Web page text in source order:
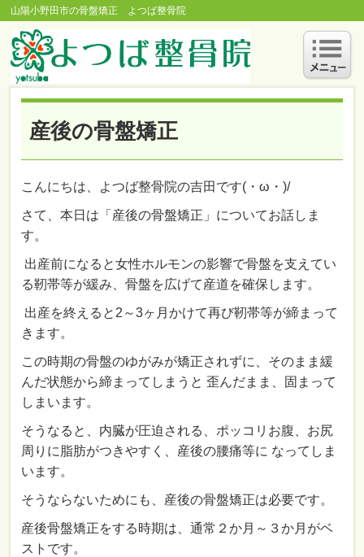
山陽小野田市の骨盤矯正 よつば整骨院
産後の骨盤矯正
こんにちは、よつば整骨院の吉田です(・ω・)/
さて、本日は「産後の骨盤矯正」についてお話しま
す。
出産前になると女性ホルモンの影響で骨盤を支えてい
る靭帯等が緩み、骨盤を広げて産道を確保します。
出産を終えると2～3ヶ月かけて再び靭帯等が締まって
きます。
この時期の骨盤のゆがみが矯正されずに、そのまま緩
んだ状態から締まってしまうと 歪んだまま、固まって
しまいます。
そうなると、内臓が圧迫される、ポッコリお腹、お尻
周りに脂肪がつきやすく、産後の腰痛等に なってしま
います。
そうならないためにも、産後の骨盤矯正は必要です。
産後骨盤矯正をする時期は、通常２か月～３か月がベ
ストです。